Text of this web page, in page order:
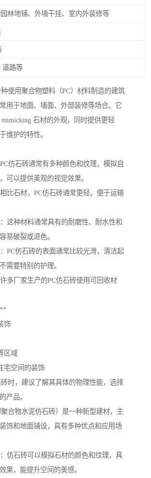
林地铺、外墙干挂、室内外装修等
道路等
使用聚合物塑料（PC）材料制造的建筑
用于地面、墙面、外部装修等场合。它
石材的外观，同时提供更轻
维护的特性。
仿石砖通常有多种颜色和纹理，模拟自
可以提供美观的视觉效果。
比石材，PC仿石砖通常更轻，便于运输
这种材料通常具有的耐磨性、耐水性和
易破裂或退色。
PC仿石砖的表面通常比较光滑，清洁起
需要特别的护理。
多厂家生产的PC仿石砖使用可回收材
饰
区域
宅空间的装饰
时，建议了解其具体的物理性能，选择
产品。
合物水泥仿石砖）是一种新型建材，主
饰和地面铺设，具有多种优点和应用场
仿石砖可以模拟石材的颜色和纹理，具
果，能提升空间的美感。